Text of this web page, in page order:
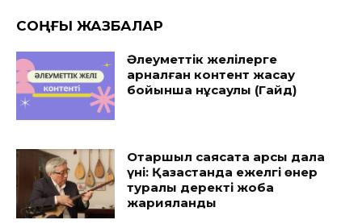
CОҢҒЫ ЖАЗБАЛАР
Әлеуметтік желілерге
арналған контент жасау
бойынша нұсқаулық (Гайд)
Отаршыл саясатқа қарсы дала
үні: Қазақстанда ежелгі өнер
туралы деректі жоба
жарияланды